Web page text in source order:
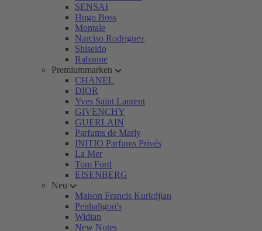
SENSAI
Hugo Boss
Montale
Narciso Rodriguez
Shiseido
Rabanne
Premiummarken
CHANEL
DIOR
Yves Saint Laurent
GIVENCHY
GUERLAIN
Parfums de Marly
INITIO Parfums Privés
La Mer
Tom Ford
EISENBERG
Neu
Maison Francis Kurkdjian
Penhaligon's
Widian
New Notes